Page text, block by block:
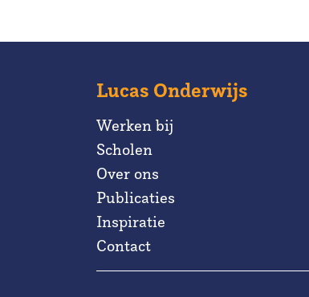
Lucas Onderwijs
Werken bij
Scholen
Over ons
Publicaties
Inspiratie
Contact